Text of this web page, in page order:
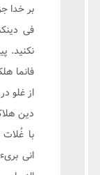
بر خدا
نکنید.
از غلو
دین
با غُلات
انی